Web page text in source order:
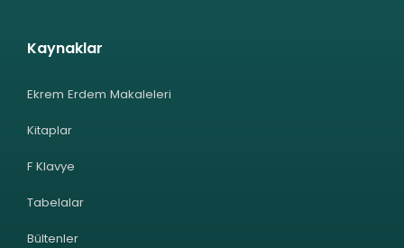
Kaynaklar
Ekrem Erdem Makaleleri
Kitaplar
F Klavye
Tabelalar
Bültenler